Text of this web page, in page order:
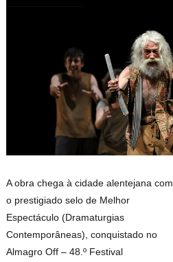
A obra chega à cidade alentejana com
o prestigiado selo de Melhor
Espectáculo (Dramaturgias
Contemporâneas), conquistado no
Almagro Off – 48.º Festival